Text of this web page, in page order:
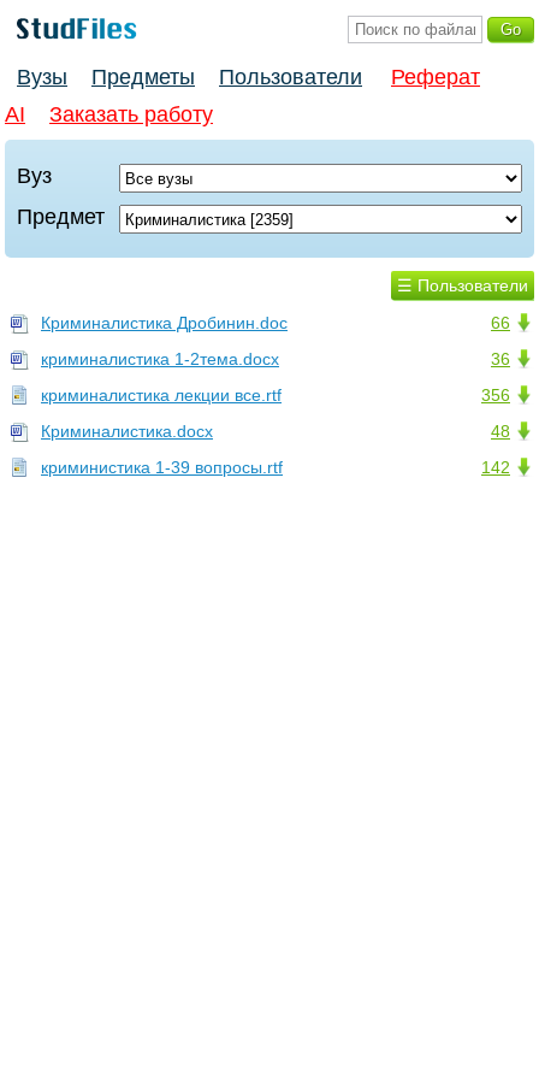
Вузы Предметы Пользователи
Реферат
AI
Заказать работу
Вуз
Предмет
☰ Пользователи
66
Криминалистика Дробинин.doc
36
криминалистика 1-2тема.docx
356
криминалистика лекции все.rtf
48
Криминалистика.docx
142
криминистика 1-39 вопросы.rtf